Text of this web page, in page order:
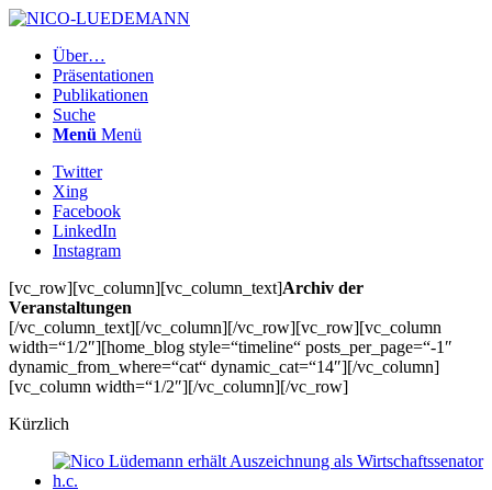
Über…
Präsentationen
Publikationen
Suche
Menü Menü
Twitter
Xing
Facebook
LinkedIn
Instagram
[vc_row][vc_column][vc_column_text]Archiv der
Veranstaltungen
[/vc_column_text][/vc_column][/vc_row][vc_row][vc_column
width=“1/2″][home_blog style=“timeline“ posts_per_page=“-1″
dynamic_from_where=“cat“ dynamic_cat=“14″][/vc_column]
[vc_column width=“1/2″][/vc_column][/vc_row]
Kürzlich